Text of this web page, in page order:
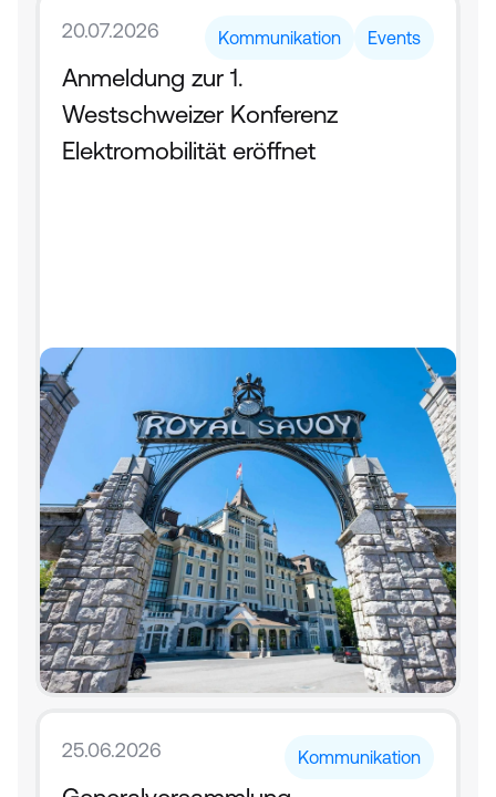
20.07.2026 Kommunikation Events
Anmeldung zur 1.
Westschweizer Konferenz
Elektromobilität eröffnet
25.06.2026 Kommunikation